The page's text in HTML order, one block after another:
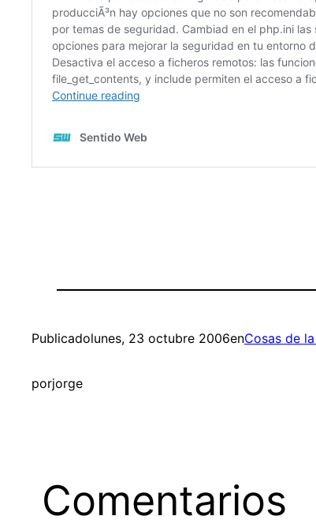
Publicadolunes, 23 octubre 2006enCosas de
porjorge
Comentarios